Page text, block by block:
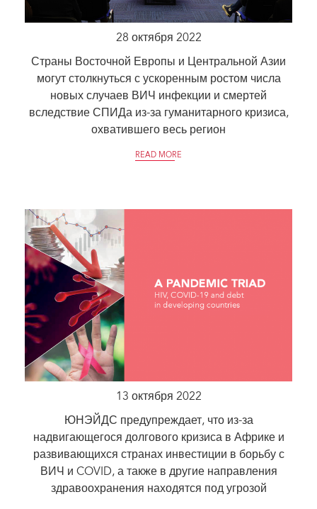
28 октября 2022
Страны Восточной Европы и Центральной Азии
могут столкнуться с ускоренным ростом числа
новых случаев ВИЧ инфекции и смертей
вследствие СПИДа из-за гуманитарного кризиса,
охватившего весь регион
READ MORE
13 октября 2022
ЮНЭЙДС предупреждает, что из-за
надвигающегося долгового кризиса в Африке и
развивающихся странах инвестиции в борьбу с
ВИЧ и COVID, а также в другие направления
здравоохранения находятся под угрозой